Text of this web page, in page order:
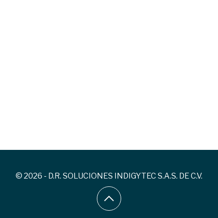
© 2026 - D.R. SOLUCIONES INDIGYTEC S.A.S. DE C.V.